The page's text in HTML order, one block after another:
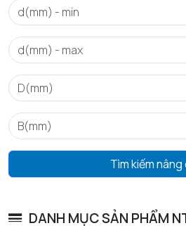
Tìm kiếm nâng
DANH MỤC SẢN PHẨM
da min - Đường kính vai tối thiểu IR
Da max - Đường kính vai tối đa OR
ra max - Bán kính góc lượn tối đa trục